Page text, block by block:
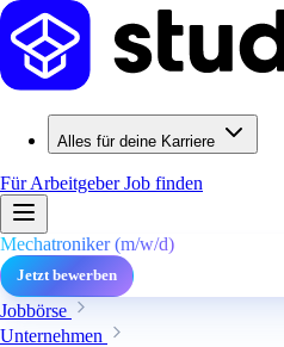
Alles für deine Karriere
Für ArbeitgeberJob finden
Mechatroniker (m/w/d)
Jetzt bewerben
Jobbörse
Unternehmen